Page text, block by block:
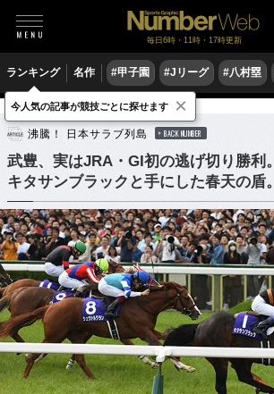
毎日6時・11時・17時更新
ランキング 名作 #甲子園 #Jリーグ #八村塁
競馬
沸騰！ 日本サラブ列島 BACK NUMBER
武豊、実はJRA・GI初の逃げ切り勝利。
キタサンブラックと手にした春天の盾。
今人気の記事が競技ごとに探せます ×